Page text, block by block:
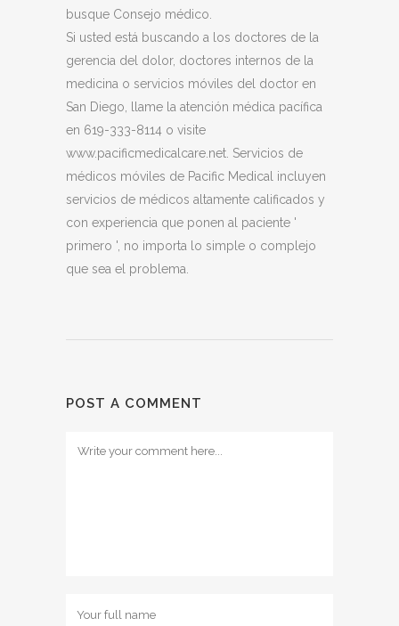
busque Consejo médico.
Si usted está buscando a los doctores de la
gerencia del dolor, doctores internos de la
medicina o servicios móviles del doctor en
San Diego, llame la atención médica pacífica
en 619-333-8114 o visite
www.pacificmedicalcare.net. Servicios de
médicos móviles de Pacific Medical incluyen
servicios de médicos altamente calificados y
con experiencia que ponen al paciente '
primero ', no importa lo simple o complejo
que sea el problema.
POST A COMMENT